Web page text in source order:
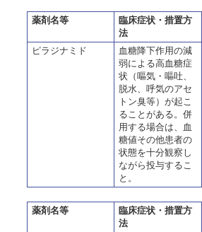
薬剤名等
臨床症状・措置方
法
ピラジナミド
血糖降下作用の減
弱による高血糖症
状（嘔気・嘔吐、
脱水、呼気のアセ
トン臭等）が起こ
ることがある。併
用する場合は、血
糖値その他患者の
状態を十分観察し
ながら投与するこ
と。
薬剤名等
臨床症状・措置方
法